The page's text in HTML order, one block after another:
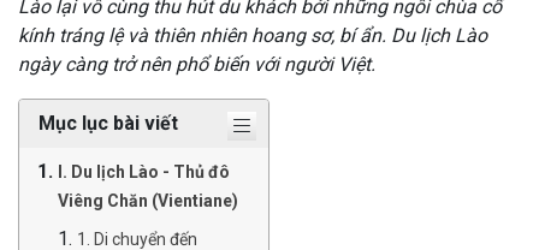
Lào lại vô cùng thu hút du khách bởi những ngôi chùa cổ
kính tráng lệ và thiên nhiên hoang sơ, bí ẩn. Du lịch Lào
ngày càng trở nên phổ biến với người Việt.
Mục lục bài viết
I. Du lịch Lào - Thủ đô
Viêng Chăn (Vientiane)
1. Di chuyển đến